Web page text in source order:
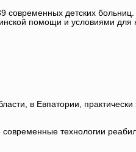
современных детских
помощи и условиями для
в Евпатории,
технологии